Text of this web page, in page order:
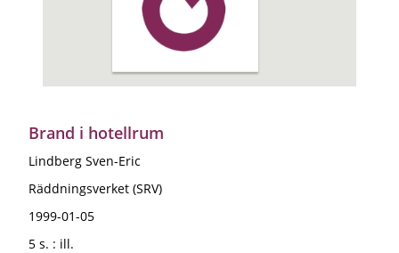
Brand i hotellrum
Lindberg Sven-Eric
Räddningsverket (SRV)
1999-01-05
5 s. : ill.